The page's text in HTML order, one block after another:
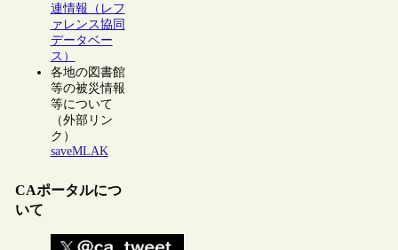
連情報（レフ
ァレンス協同
データベー
ス）
各地の図書館
等の被災情報
等について
（外部リン
ク）
saveMLAK
CAポータルにつ
いて